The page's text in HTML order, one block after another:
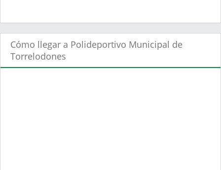
Cómo llegar a Polideportivo Municipal de
Torrelodones